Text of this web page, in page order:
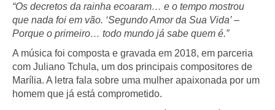
“Os decretos da rainha ecoaram… e o tempo mostrou
que nada foi em vão. ‘Segundo Amor da Sua Vida’ –
Porque o primeiro… todo mundo já sabe quem é.”
A música foi composta e gravada em 2018, em parceria
com Juliano Tchula, um dos principais compositores de
Marília. A letra fala sobre uma mulher apaixonada por um
homem que já está comprometido.